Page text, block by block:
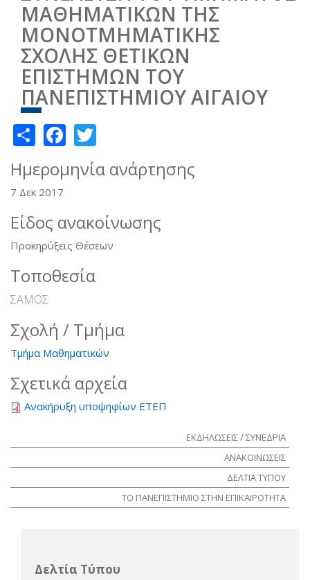
ΜΑΘΗΜΑΤΙΚΩΝ ΤΗΣ
ΜΟΝΟΤΜΗΜΑΤΙΚΗΣ
ΣΧΟΛΗΣ ΘΕΤΙΚΩΝ
ΕΠΙΣΤΗΜΩΝ ΤΟΥ
ΠΑΝΕΠΙΣΤΗΜΙΟΥ ΑΙΓΑΙΟΥ
ShareFacebook
Ημερομηνία ανάρτησης
7 Δεκ 2017
Είδος ανακοίνωσης
Προκηρύξεις Θέσεων
Τοποθεσία
ΣΑΜΟΣ
Σχολή / Τμήμα
Τμήμα Μαθηματικών
Σχετικά αρχεία
Ανακήρυξη υποψηφίων ΕΤΕΠ
ΕΚΔΗΛΩΣΕΙΣ / ΣΥΝΕΔΡΙΑ
ΑΝΑΚΟΙΝΩΣΕΙΣ
ΔΕΛΤΙΑ ΤΥΠΟΥ
ΤΟ ΠΑΝΕΠΙΣΤΗΜΙΟ ΣΤΗΝ ΕΠΙΚΑΙΡΟΤΗΤΑ
Δελτία Τύπου